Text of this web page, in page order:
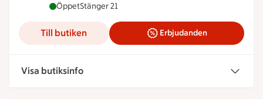
ICA Nära Kvarnhamnen är öppen nu, stänger
ÖppetStänger 21
Till butiken Erbjudanden
Visa butiksinfo